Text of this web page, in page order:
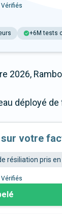
+6M tests
2026,
déployé
sur votre
résiliation pris